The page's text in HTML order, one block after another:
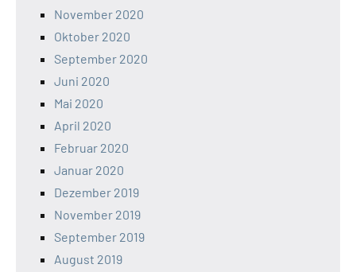
November 2020
Oktober 2020
September 2020
Juni 2020
Mai 2020
April 2020
Februar 2020
Januar 2020
Dezember 2019
November 2019
September 2019
August 2019